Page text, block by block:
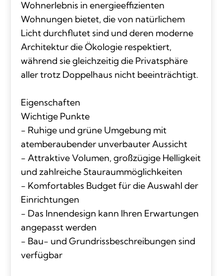
Wohnerlebnis in energieeffizienten
Wohnungen bietet, die von natürlichem
Licht durchflutet sind und deren moderne
Architektur die Ökologie respektiert,
während sie gleichzeitig die Privatsphäre
aller trotz Doppelhaus nicht beeinträchtigt.
Eigenschaften
Wichtige Punkte
- Ruhige und grüne Umgebung mit
atemberaubender unverbauter Aussicht
- Attraktive Volumen, großzügige Helligkeit
und zahlreiche Stauraummöglichkeiten
- Komfortables Budget für die Auswahl der
Einrichtungen
- Das Innendesign kann Ihren Erwartungen
angepasst werden
- Bau- und Grundrissbeschreibungen sind
verfügbar